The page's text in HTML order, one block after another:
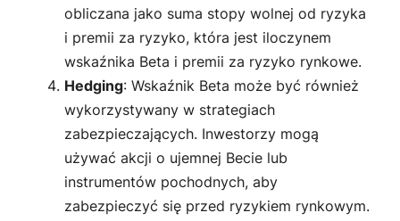
obliczana jako suma stopy wolnej od ryzyka
i premii za ryzyko, która jest iloczynem
wskaźnika Beta i premii za ryzyko rynkowe.
Hedging: Wskaźnik Beta może być również
wykorzystywany w strategiach
zabezpieczających. Inwestorzy mogą
używać akcji o ujemnej Becie lub
instrumentów pochodnych, aby
zabezpieczyć się przed ryzykiem rynkowym.